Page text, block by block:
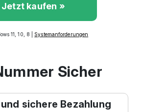
Jetzt kaufen »
11, 10, 8 | Systemanforderungen
Sicher
sichere Bezahlung